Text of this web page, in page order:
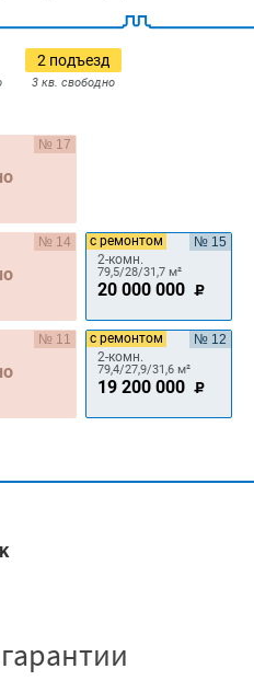
2 подъезд
3 кв. свободно
№ 17
№ 14 № 15
с ремонтом
2-комн.
79,5/28/31,7 м²
20 000 000
№ 11 № 12
с ремонтом
2-комн.
79,4/27,9/31,6 м²
19 200 000